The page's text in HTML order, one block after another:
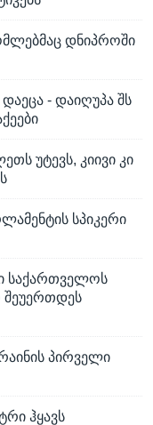
დნიპროში
- დაიღუპა შს
უტევს, კიივი კი
სპიკერი
საქართველოს
შეუერთდეს
პირველი
ჰყავს